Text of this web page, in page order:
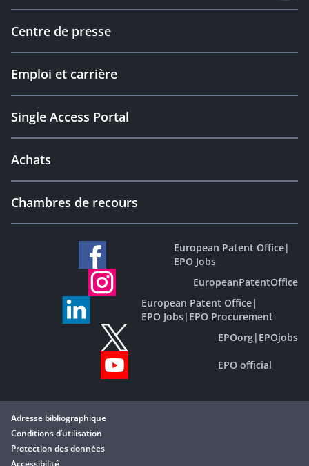
Centre de presse
Emploi et carrière
Single Access Portal
Achats
Chambres de recours
European Patent Office|
EPO Jobs
EuropeanPatentOffice
European Patent Office|
EPO Jobs| EPO Procurement
EPOorg| EPOjobs
EPO official
Adresse bibliographique
Conditions d’utilisation
Protection des données
Accessibilité